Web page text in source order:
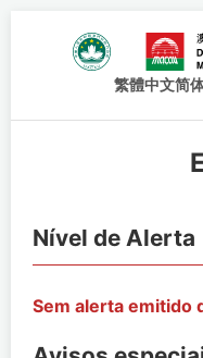
繁體中文简
Nível de Alerta
Sem alerta emitido